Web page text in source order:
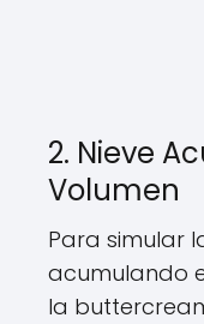
2. Nieve
Volumen
Para simular
acumulando
la